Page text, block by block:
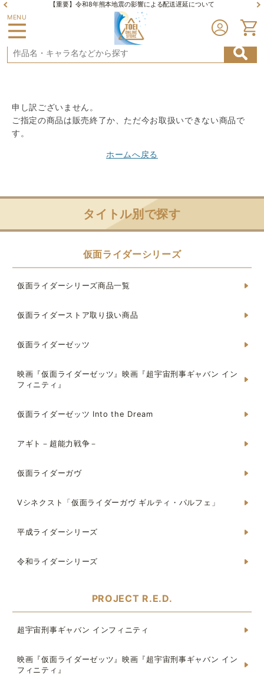
【重要】令和8年熊本地震の影響による配送遅延について
MENU
申し訳ございません。
ご指定の商品は販売終了か、ただ今お取扱いできない商品で
す。
ホームへ戻る
タイトル別で探す
仮面ライダーシリーズ
仮面ライダーシリーズ商品一覧
仮面ライダーストア取り扱い商品
仮面ライダーゼッツ
映画『仮面ライダーゼッツ』映画『超宇宙刑事ギャバン イン
フィニティ』
仮面ライダーゼッツ Into the Dream
アギト－超能力戦争－
仮面ライダーガヴ
Vシネクスト「仮面ライダーガヴ ギルティ・パルフェ」
平成ライダーシリーズ
令和ライダーシリーズ
PROJECT R.E.D.
超宇宙刑事ギャバン インフィニティ
映画『仮面ライダーゼッツ』映画『超宇宙刑事ギャバン イン
フィニティ』